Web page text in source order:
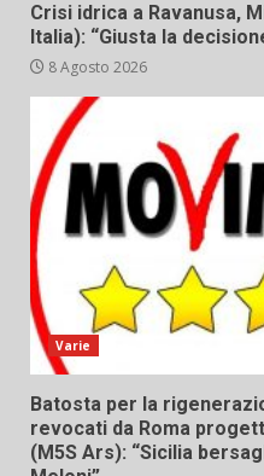
Crisi idrica a Ravanusa,
Italia): “Giusta la
8 Agosto 2026
Varie
Batosta per la
revocati da Roma
(M5S Ars): “Sicilia